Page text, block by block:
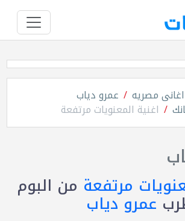
اغانى مصريه عمرو دياب
اغنية المعنويات مرتفعة
مرتفعة من البوم
عمرو دياب